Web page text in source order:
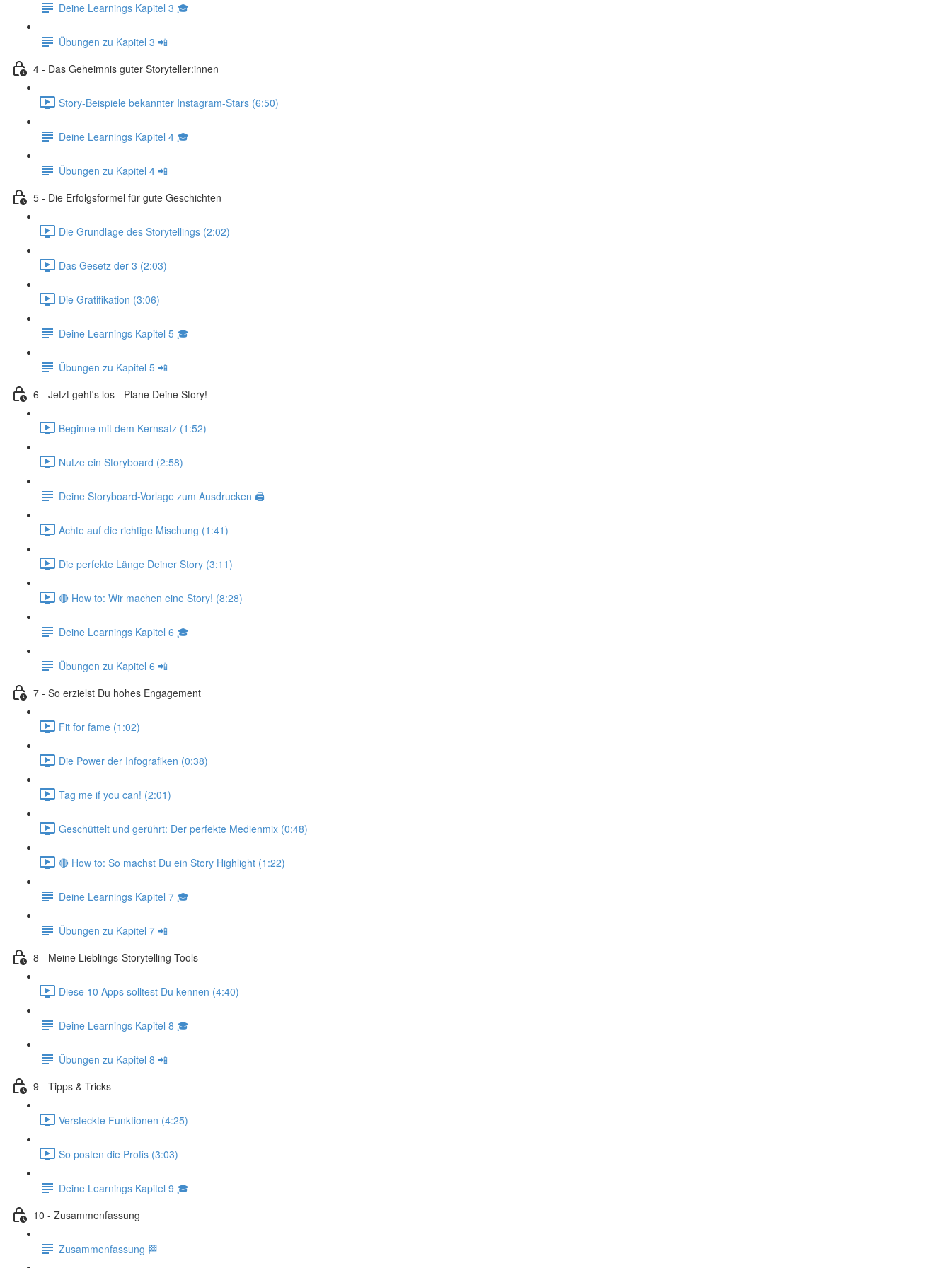
Deine Learnings Kapitel 3 🎓
Übungen zu Kapitel 3 📲
4 - Das Geheimnis guter Storyteller:innen
Story-Beispiele bekannter Instagram-Stars (6:50)
Deine Learnings Kapitel 4 🎓
Übungen zu Kapitel 4 📲
5 - Die Erfolgsformel für gute Geschichten
Die Grundlage des Storytellings (2:02)
Das Gesetz der 3 (2:03)
Die Gratifikation (3:06)
Deine Learnings Kapitel 5 🎓
Übungen zu Kapitel 5 📲
6 - Jetzt geht's los - Plane Deine Story!
Beginne mit dem Kernsatz (1:52)
Nutze ein Storyboard (2:58)
Deine Storyboard-Vorlage zum Ausdrucken 🖨
Achte auf die richtige Mischung (1:41)
Die perfekte Länge Deiner Story (3:11)
🔴 How to: Wir machen eine Story! (8:28)
Deine Learnings Kapitel 6 🎓
Übungen zu Kapitel 6 📲
7 - So erzielst Du hohes Engagement
Fit for fame (1:02)
Die Power der Infografiken (0:38)
Tag me if you can! (2:01)
Geschüttelt und gerührt: Der perfekte Medienmix (0:48)
🔴 How to: So machst Du ein Story Highlight (1:22)
Deine Learnings Kapitel 7 🎓
Übungen zu Kapitel 7 📲
8 - Meine Lieblings-Storytelling-Tools
Diese 10 Apps solltest Du kennen (4:40)
Deine Learnings Kapitel 8 🎓
Übungen zu Kapitel 8 📲
9 - Tipps & Tricks
Versteckte Funktionen (4:25)
So posten die Profis (3:03)
Deine Learnings Kapitel 9 🎓
10 - Zusammenfassung
Zusammenfassung 🏁